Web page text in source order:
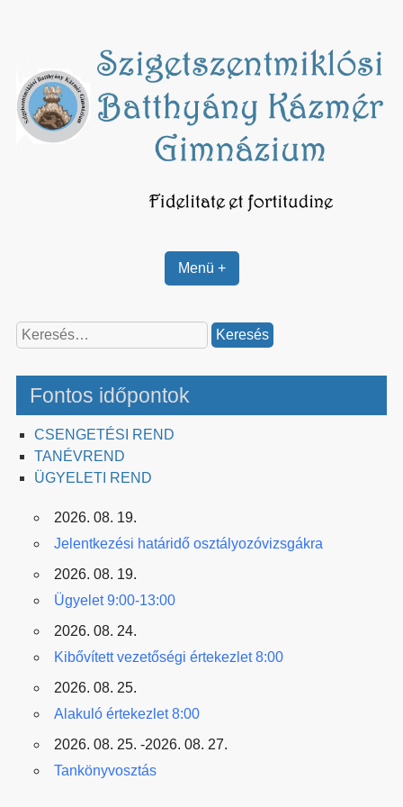
Menü +
Keresés:
Fontos időpontok
CSENGETÉSI REND
TANÉVREND
ÜGYELETI REND
2026. 08. 19.
Jelentkezési határidő osztályozóvizsgákra
2026. 08. 19.
Ügyelet 9:00-13:00
2026. 08. 24.
Kibővített vezetőségi értekezlet 8:00
2026. 08. 25.
Alakuló értekezlet 8:00
2026. 08. 25. -2026. 08. 27.
Tankönyvosztás